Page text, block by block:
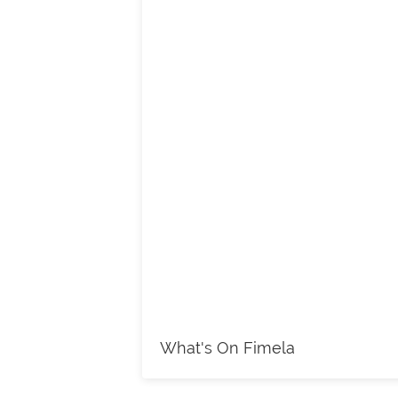
What's On Fimela